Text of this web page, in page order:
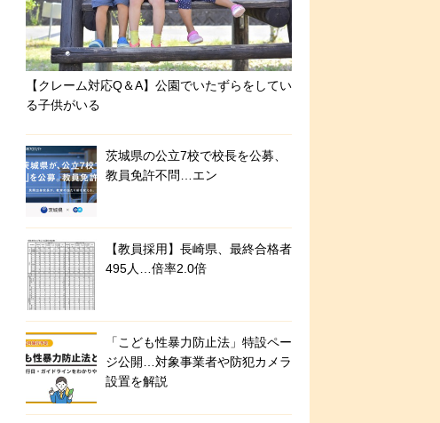
【クレーム対応Q＆A】公園でいたずらをしてい
る子供がいる
茨城県の公立7校で校長を公募、
教員免許不問…エン
【教員採用】長崎県、最終合格者
495人…倍率2.0倍
「こども性暴力防止法」特設ペー
ジ公開…対象事業者や防犯カメラ
設置を解説